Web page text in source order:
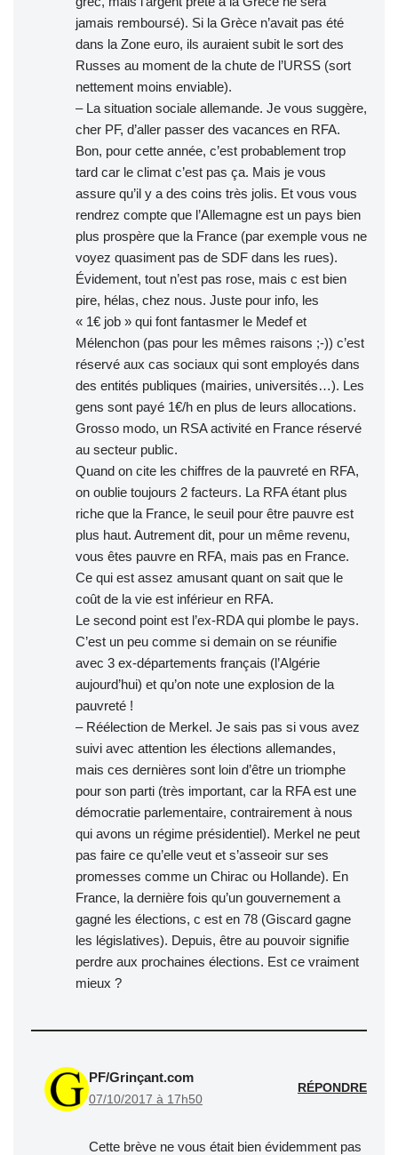
jamais remboursé). Si la Grèce n’avait pas été
dans la Zone euro, ils auraient subit le sort des
Russes au moment de la chute de l’URSS (sort
nettement moins enviable).
– La situation sociale allemande. Je vous suggère,
cher PF, d’aller passer des vacances en RFA.
Bon, pour cette année, c’est probablement trop
tard car le climat c’est pas ça. Mais je vous
assure qu’il y a des coins très jolis. Et vous vous
rendrez compte que l’Allemagne est un pays bien
plus prospère que la France (par exemple vous ne
voyez quasiment pas de SDF dans les rues).
Évidement, tout n’est pas rose, mais c est bien
pire, hélas, chez nous. Juste pour info, les
« 1€ job » qui font fantasmer le Medef et
Mélenchon (pas pour les mêmes raisons ;-)) c’est
réservé aux cas sociaux qui sont employés dans
des entités publiques (mairies, universités…). Les
gens sont payé 1€/h en plus de leurs allocations.
Grosso modo, un RSA activité en France réservé
au secteur public.
Quand on cite les chiffres de la pauvreté en RFA,
on oublie toujours 2 facteurs. La RFA étant plus
riche que la France, le seuil pour être pauvre est
plus haut. Autrement dit, pour un même revenu,
vous êtes pauvre en RFA, mais pas en France.
Ce qui est assez amusant quant on sait que le
coût de la vie est inférieur en RFA.
Le second point est l’ex-RDA qui plombe le pays.
C’est un peu comme si demain on se réunifie
avec 3 ex-départements français (l’Algérie
aujourd’hui) et qu’on note une explosion de la
pauvreté !
– Réélection de Merkel. Je sais pas si vous avez
suivi avec attention les élections allemandes,
mais ces dernières sont loin d’être un triomphe
pour son parti (très important, car la RFA est une
démocratie parlementaire, contrairement à nous
qui avons un régime présidentiel). Merkel ne peut
pas faire ce qu’elle veut et s’asseoir sur ses
promesses comme un Chirac ou Hollande). En
France, la dernière fois qu’un gouvernement a
gagné les élections, c est en 78 (Giscard gagne
les législatives). Depuis, être au pouvoir signifie
perdre aux prochaines élections. Est ce vraiment
mieux ?
PF/Grinçant.com
07/10/2017 à 17h50
RÉPONDRE
Cette brève ne vous était bien évidemment pas